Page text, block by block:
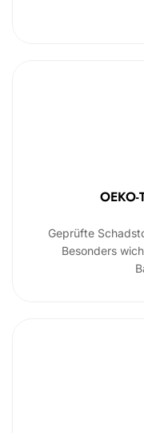
OEKO-
Geprüfte
Besonders